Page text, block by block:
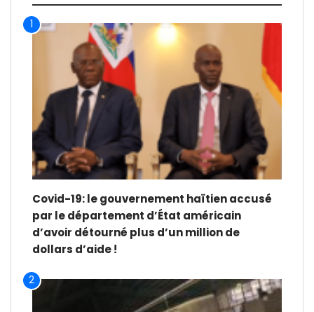
1
Covid-19: le gouvernement haïtien accusé
par le département d’État américain
d’avoir détourné plus d’un million de
dollars d’aide !
2